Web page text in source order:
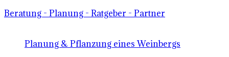
Beratung - Planung - Ratgeber - Partner
Planung & Pflanzung eines Weinbergs